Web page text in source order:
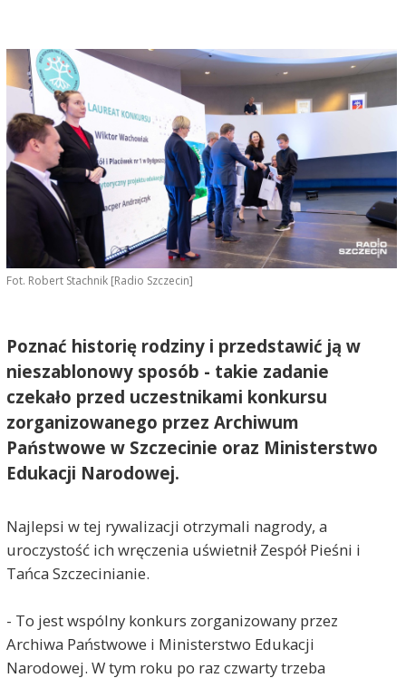
Fot. Robert Stachnik [Radio Szczecin]
Poznać historię rodziny i przedstawić ją w
nieszablonowy sposób - takie zadanie
czekało przed uczestnikami konkursu
zorganizowanego przez Archiwum
Państwowe w Szczecinie oraz Ministerstwo
Edukacji Narodowej.
Najlepsi w tej rywalizacji otrzymali nagrody, a
uroczystość ich wręczenia uświetnił Zespół Pieśni i
Tańca Szczecinianie.
- To jest wspólny konkurs zorganizowany przez
Archiwa Państwowe i Ministerstwo Edukacji
Narodowej. W tym roku po raz czwarty trzeba